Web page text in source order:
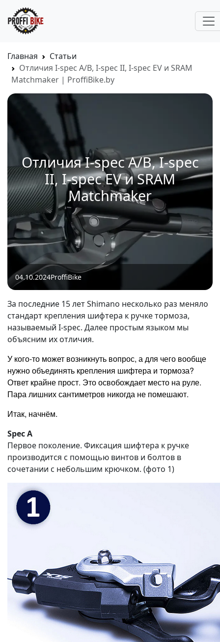
Главная
Статьи
Отличия I-spec A/B, I-spec II, I-spec EV и SRAM
Matchmaker | ProffiBike.by
Отличия I-spec A/B, I-spec
II, I-spec EV и SRAM
Matchmaker
04.10.2024ProffiBike
За последние 15 лет Shimano несколько раз меняло
стандарт крепления шифтера к ручке тормоза,
называемый I-spec. Далее простым языком мы
объясним их отличия.
У кого-то может возникнуть вопрос, а для чего вообще
нужно объединять крепления шифтера и тормоза?
Ответ крайне прост. Это освобождает место на руле.
Пара лишних сантиметров никогда не помешают.
Итак, начнём.
Spec A
Первое поколение. Фиксация шифтера к ручке
производится с помощью винтов и болтов в
сочетании с небольшим крючком. (фото 1)